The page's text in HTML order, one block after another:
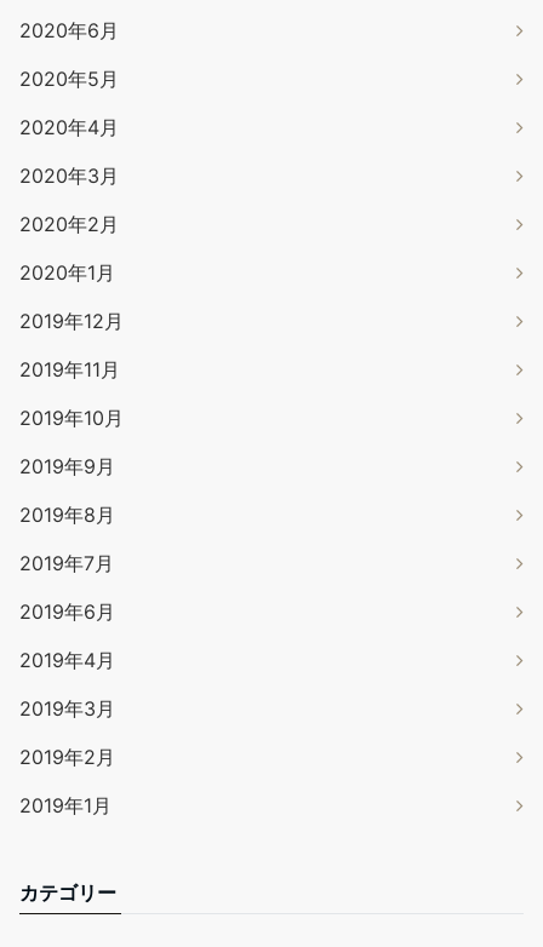
2020年6月
2020年5月
2020年4月
2020年3月
2020年2月
2020年1月
2019年12月
2019年11月
2019年10月
2019年9月
2019年8月
2019年7月
2019年6月
2019年4月
2019年3月
2019年2月
2019年1月
カテゴリー